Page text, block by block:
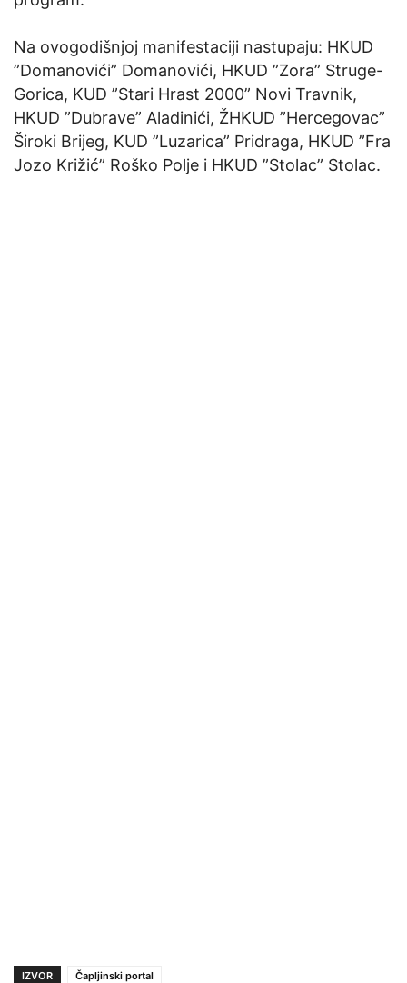
Na ovogodišnjoj manifestaciji nastupaju: HKUD
”Domanovići” Domanovići, HKUD ”Zora” Struge-
Gorica, KUD ”Stari Hrast 2000” Novi Travnik,
HKUD ”Dubrave” Aladinići, ŽHKUD ”Hercegovac”
Široki Brijeg, KUD ”Luzarica” Pridraga, HKUD ”Fra
Jozo Križić” Roško Polje i HKUD ”Stolac” Stolac.
IZVOR
Čapljinski portal